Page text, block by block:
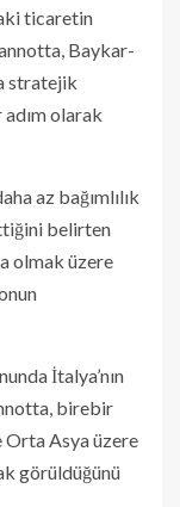
ticaretin
Baykar-
stratejik
olarak
az bağımlılık
belirten
olmak üzere
İtalya’nın
birebir
Asya üzere
görüldüğünü